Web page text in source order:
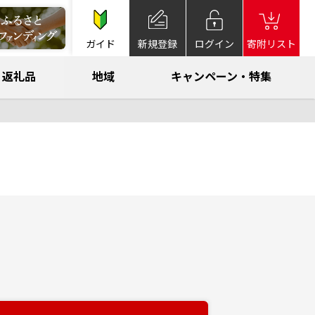
ガイド 新規登録 ログイン 寄附リスト
返礼品 地域 キャンペーン・特集